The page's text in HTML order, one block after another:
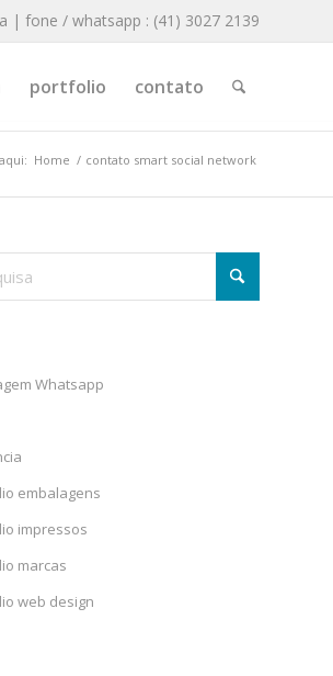
| fone / whatsapp : (41) 3027 2139
portfolio contato
Home / contato smart social network
Whatsapp
embalagens
impressos
marcas
web design